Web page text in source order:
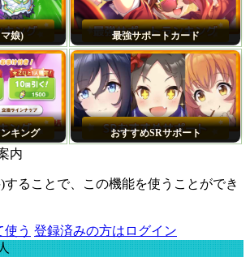
娘) 最強サポートカード
キング おすすめSRサポート
内
ることで、この機能を使うことができ
う 登録済みの方はログイン